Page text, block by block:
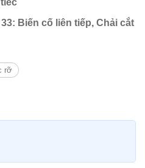
Biến cố liên tiếp, Chải cắt
rỡ